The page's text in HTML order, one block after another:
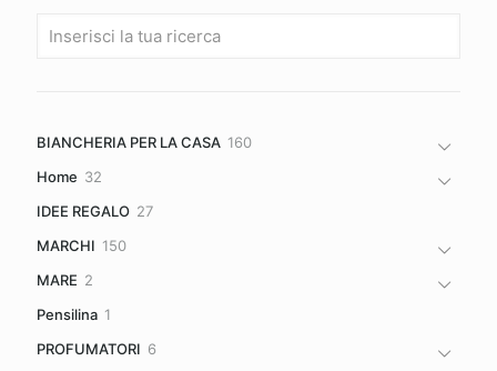
BIANCHERIA PER LA CASA 160160
Home 32
IDEE REGALO 2727
MARCHI 150150
MARE 2
Pensilina 1
PROFUMATORI 6